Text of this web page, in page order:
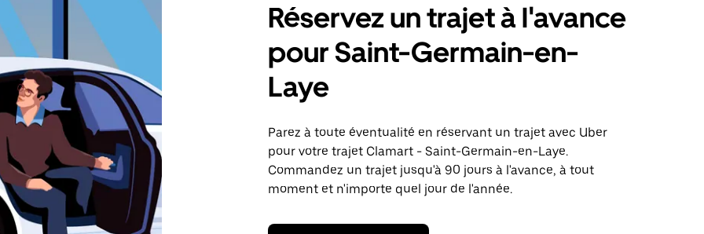
Réservez un trajet à l'avance
pour Saint-Germain-en-
Laye
Parez à toute éventualité en réservant un trajet avec Uber
pour votre trajet Clamart - Saint-Germain-en-Laye.
Commandez un trajet jusqu'à 90 jours à l'avance, à tout
moment et n'importe quel jour de l'année.